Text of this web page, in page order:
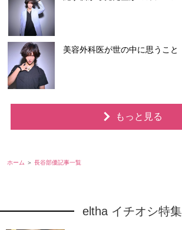
美容外科医が世の中に思うこと
もっと見る
ホーム 長谷部優記事一覧
eltha イチオシ特集